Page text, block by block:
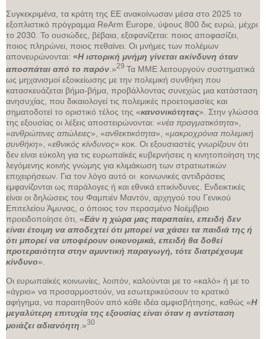
Συγκεκριμένα, τα κράτη της ΕΕ ανακοίνωσαν μέσα στο 2025 το
εξοπλιστικό πρόγραμμα ReArm Europe, ύψους 800 δις ευρώ, μέχρι
το 2030. Το ουσιώδες, βέβαια, εξαφανίζεται: ποιος αποφασίζει,
ποιος πληρώνει, ποιος πεθαίνει. Οι μνήμες των πολέμων
απονευρώνονται: «Η ιστορική μνήμη γίνεται ακίνδυνη όταν
αποσπάται από το παρόν .»29 Τα ΜΜΕ λειτουργούν συστηματικά
ως μηχανισμοί εξοικείωσης με την πολεμική συνθήκη που
κατασκευάζεται βήμα-βήμα, προβάλλοντας συνεχώς μια κατάσταση
ανησυχίας, που δικαιολογεί τις πολεμικές προετοιμασίες και
σηματοδοτεί το οριστικό τέλος της «κανονικότητας». Στην γλώσσα
της εξουσίας οι λέξεις αποστειρώνονται: «νέα πραγματικότητα»,
«ανθρώπινες απώλειες», «ανθεκτικότητα», «μακροχρόνια πολεμική
συνθήκη», «εθνικός κίνδυνος» κοκ. Οι εξουσιαστές γνωρίζουν ότι
δεν είναι εύκολη για τις ευρωπαϊκές κυβερνήσεις η κινητοποίηση της
λεγόμενης κοινής γνώμης για κλιμάκωση των στρατιωτικών
επιχειρήσεων. Για τον λόγο αυτό οι κοινωνικές αντιδράσεις
εμφανίζονται ως παράλογες ή και εθνικά επικίνδυνες. Ενδεικτικές
είναι οι δηλώσεις του Φαμπιέν Μαντόν, αρχηγού του Γενικού
Επιτελείου Άμυνας, ο όποιος τον περασμένο Νοέμβριο
προειδοποίησε ότι, «Εάν η χώρα μας παραπαίει, επειδή δεν
είναι έτοιμη να αποδεχτεί ότι μπορεί να χάσει τα παιδιά της ή
ότι μπορεί να υποφέρουν οικονομικά, επειδή θα δοθεί
προτεραιότητα στην αμυντική παραγωγή, τότε διατρέχουμε
κίνδυνο».
Οι ευρωπαϊκές κοινωνίες, λοιπόν, καλούνται με το «καλό» ή με το
«άγριο» να προσαρμοστούν, να εσωτερικεύσουν το κρατικό
αφήγημα, να παραιτηθούν από κάθε ιδέα αμφισβήτησης, καθώς «Η
μεγαλύτερη επιτυχία της εξουσίας είναι όταν η αντίσταση
μοιάζει αδιανόητη .»30